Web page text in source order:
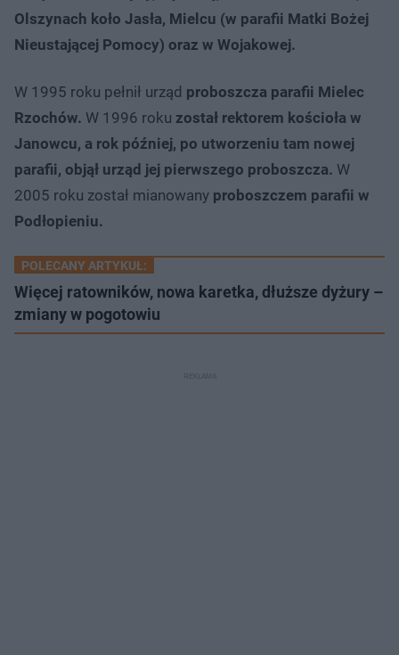
Olszynach koło Jasła, Mielcu (w parafii Matki Bożej
Nieustającej Pomocy) oraz w Wojakowej.
W 1995 roku pełnił urząd proboszcza parafii Mielec
Rzochów. W 1996 roku został rektorem kościoła w
Janowcu, a rok później, po utworzeniu tam nowej
parafii, objął urząd jej pierwszego proboszcza. W
2005 roku został mianowany proboszczem parafii w
Podłopieniu.
POLECANY ARTYKUŁ:
Więcej ratowników, nowa karetka, dłuższe dyżury –
zmiany w pogotowiu